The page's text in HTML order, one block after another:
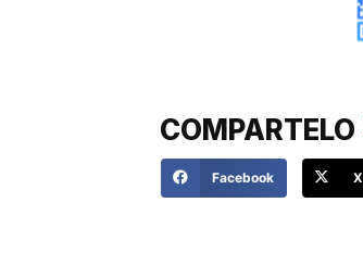
COMPARTELO
Facebook X